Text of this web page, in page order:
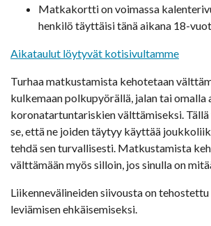
Matkakortti on voimassa
henkilö täyttäisi tänä aikana 18-
Aikataulut löytyvät kotisivultamme
Turhaa matkustamista kehotetaan
kulkemaan polkupyörällä, jalan tai omalla
koronatartuntariskien välttämiseksi.
se, että ne joiden täytyy käyttää
tehdä sen turvallisesti. Matkustamista
välttämään myös silloin, jos sinulla on
Liikennevälineiden siivousta on
leviämisen ehkäisemiseksi.